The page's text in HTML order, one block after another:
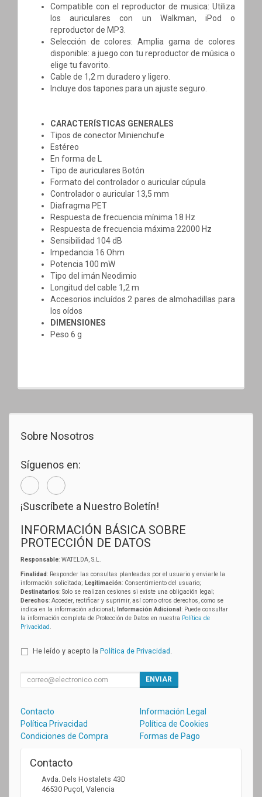
Compatible con el reproductor de musica: Utiliza
los auriculares con un Walkman, iPod o
reproductor de MP3.
Selección de colores: Amplia gama de colores
disponible: a juego con tu reproductor de música o
elige tu favorito.
Cable de 1,2 m duradero y ligero.
Incluye dos tapones para un ajuste seguro.
CARACTERÍSTICAS GENERALES
Tipos de conector Minienchufe
Estéreo
En forma de L
Tipo de auriculares Botón
Formato del controlador o auricular cúpula
Controlador o auricular 13,5 mm
Diafragma PET
Respuesta de frecuencia mínima 18 Hz
Respuesta de frecuencia máxima 22000 Hz
Sensibilidad 104 dB
Impedancia 16 Ohm
Potencia 100 mW
Tipo del imán Neodimio
Longitud del cable 1,2 m
Accesorios incluídos 2 pares de almohadillas para
los oídos
DIMENSIONES
Peso 6 g
Sobre Nosotros
Síguenos en:
¡Suscríbete a Nuestro Boletín!
INFORMACIÓN BÁSICA SOBRE
PROTECCIÓN DE DATOS
Responsable: WATELDA, S.L.
Finalidad: Responder las consultas planteadas por el usuario y enviarle la
información solicitada; Legitimación: Consentimiento del usuario;
Destinatarios: Solo se realizan cesiones si existe una obligación legal;
Derechos: Acceder, rectificar y suprimir, así como otros derechos, como se
indica en la información adicional;
Información Adicional : Puede consultar
la información completa de Protección de Datos en nuestra Política de
Privacidad
He leído y acepto la Política de Privacidad
ENVIAR
Contacto
Información Legal
Política Privacidad
Política de Cookies
Condiciones de Compra
Formas de Pago
Contacto
Avda. Dels Hostalets 43D
46530 Puçol Valencia